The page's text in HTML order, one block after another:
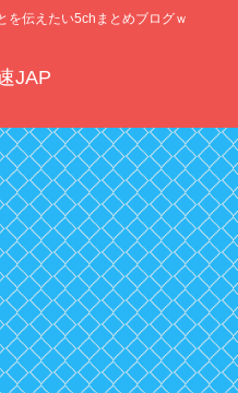
を伝えたい5chまとめブログｗ
JAP